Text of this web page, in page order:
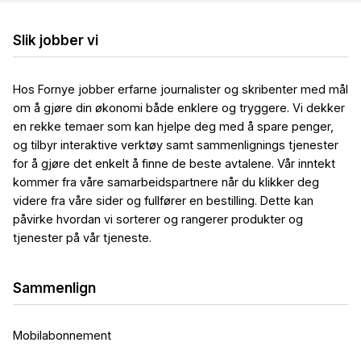
Slik jobber vi
Hos Fornye jobber erfarne journalister og skribenter med mål
om å gjøre din økonomi både enklere og tryggere. Vi dekker
en rekke temaer som kan hjelpe deg med å spare penger,
og tilbyr interaktive verktøy samt sammenlignings tjenester
for å gjøre det enkelt å finne de beste avtalene. Vår inntekt
kommer fra våre samarbeidspartnere når du klikker deg
videre fra våre sider og fullfører en bestilling. Dette kan
påvirke hvordan vi sorterer og rangerer produkter og
tjenester på vår tjeneste.
Sammenlign
Mobilabonnement